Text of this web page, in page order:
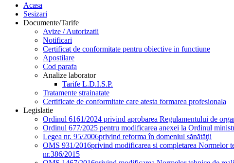
Acasa
Sesizari
Documente/Tarife
Avize / Autorizatii
Notificari
Certificat de conformitate pentru obiective in functiune
Apostilare
Cod parafa
Analize laborator
Tarife L.D.I.S.P.
Tratamente strainatate
Certificate de conformitate care atesta formarea profesionala
Legislatie
Ordinul 6161/2024 privind aprobarea Regulamentului de
Ordinul 677/2025 pentru modificarea anexei la Ordinul
Legea nr. 95/2006privind reforma în domeniul sănătăţii
OMS 931/2016privind modificarea si completarea Normelor
nr.386/2015